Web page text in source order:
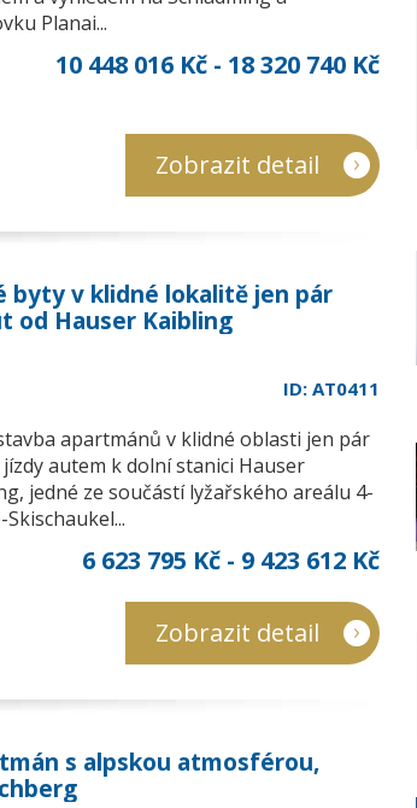
Planai...
10 448 016 Kč - 18 320 740 Kč
Zobrazit detail
byty v klidné lokalitě jen pár
od Hauser Kaibling
ID: AT0411
apartmánů v klidné oblasti jen pár
autem k dolní stanici Hauser
jedné ze součástí lyžařského areálu 4-
6 623 795 Kč - 9 423 612 Kč
Zobrazit detail
s alpskou atmosférou,